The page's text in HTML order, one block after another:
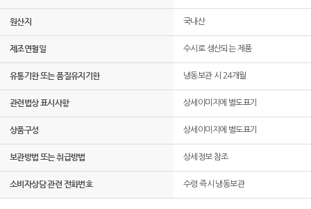
원산지 국내산
제조연월일 수시로 생산되는 제품
유통기한 또는 품질유지기한 냉동보관 시 24개월
관련법상 표시사항 상세이미지에 별도표기
상품구성 상세이미지에 별도표기
보관방법 또는 취급방법 상세정보 참조
소비자상담 관련 전화번호 수령 즉시 냉동보관